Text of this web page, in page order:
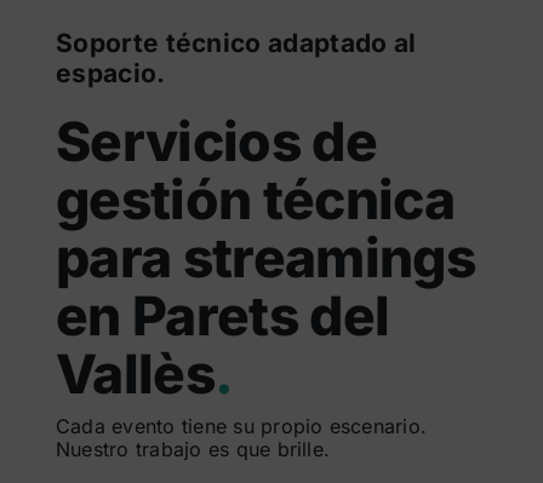
Soporte técnico adaptado al
espacio.
Servicios de
gestión técnica
para streamings
en Parets del
Vallès.
Cada evento tiene su propio escenario.
Nuestro trabajo es que brille.